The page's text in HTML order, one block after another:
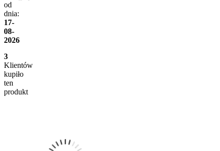
od
dnia:
17-
08-
2026
3
Klientów
kupiło
ten
produkt